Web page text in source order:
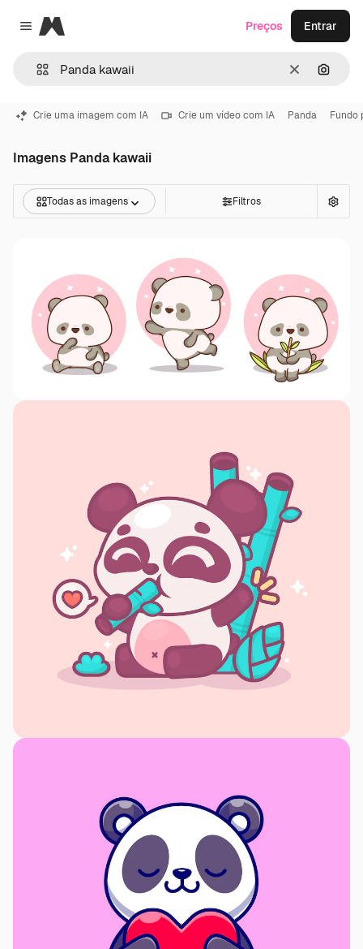
Close menu
Magnific
Limpar
Preços Entrar
Crie uma imagem com IA Crie um vídeo com IA Panda Fundo
Imagens Panda kawaii
Todas as imagens Filtros